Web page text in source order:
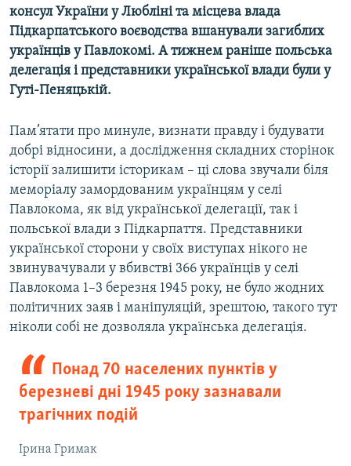
консул України у Любліні та місцева влада
Підкарпатського воєводства вшанували загиблих
українців у Павлокомі. А тижнем раніше польська
делегація і представники української влади були у
Гуті-Пеняцькій.
Пам’ятати про минуле, визнати правду і будувати
добрі відносини, а дослідження складних сторінок
історії залишити історикам – ці слова звучали біля
меморіалу замордованим українцям у селі
Павлокома, як від української делегації, так і
польської влади з Підкарпаття. Представники
української сторони у своїх виступах нікого не
звинувачували у вбивстві 366 українців у селі
Павлокома 1–3 березня 1945 року, не було жодних
політичних заяв і маніпуляцій, зрештою, такого тут
ніколи собі не дозволяла українська делегація.
Понад 70 населених пунктів у
березневі дні 1945 року зазнавали
трагічних подій
Ірина Гримак